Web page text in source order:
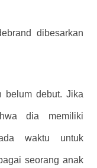
dibesarkan
belum debut. Jika
dia memiliki
waktu untuk
seorang anak